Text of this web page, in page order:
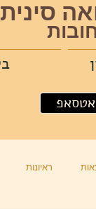
סינית
ראיונות